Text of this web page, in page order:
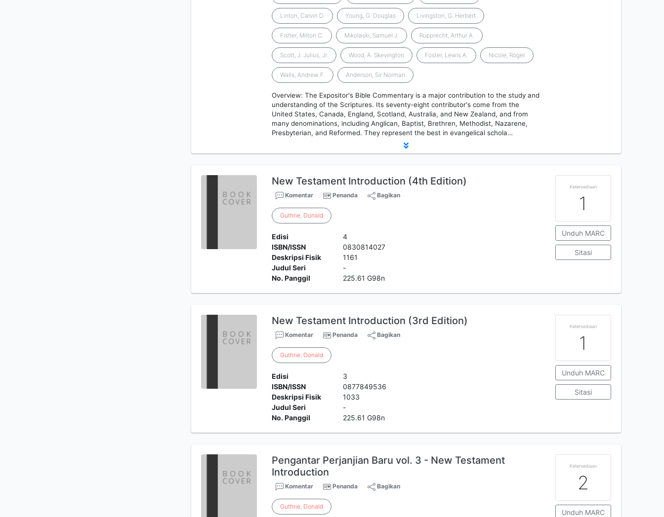
Linton, Calvin D. Young, G. Douglas Livingston, G. Herbert
Fisher, Milton C. Mikolaski, Samuel J. Rupprecht, Arthur A.
Scott, J. Julius, Jr. Wood, A. Skevington Foster, Lewis A. Nicole, Roger
Walls, Andrew F. Anderson, Sir Norman
Overview: The Expositor's Bible Commentary is a major contribution to the study and
understanding of the Scriptures. Its seventy-eight contributor's come from the
United States, Canada, England, Scotland, Australia, and New Zealand, and from
many denominations, including Anglican, Baptist, Brethren, Methodist, Nazarene,
Presbyterian, and Reformed. They represent the best in evangelical schola…
New Testament Introduction (4th Edition)
Komentar Penanda Bagikan
Guthrie, Donald
Edisi
4
ISBN/ISSN
0830814027
Deskripsi Fisik
1161
Judul Seri
-
No. Panggil
225.61 G98n
Ketersediaan
1
Unduh MARC
Sitasi
New Testament Introduction (3rd Edition)
Komentar Penanda Bagikan
Guthrie, Donald
Edisi
3
ISBN/ISSN
0877849536
Deskripsi Fisik
1033
Judul Seri
-
No. Panggil
225.61 G98n
Ketersediaan
1
Unduh MARC
Sitasi
Pengantar Perjanjian Baru vol. 3 - New Testament
Introduction
Komentar Penanda Bagikan
Guthrie, Donald
Ketersediaan
2
Unduh MARC